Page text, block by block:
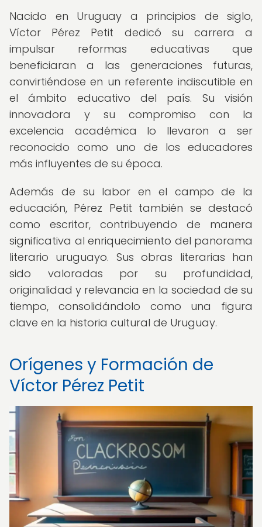
Nacido en Uruguay a principios de siglo,
Víctor Pérez Petit dedicó su carrera a
impulsar reformas educativas que
beneficiaran a las generaciones futuras,
convirtiéndose en un referente indiscutible en
el ámbito educativo del país. Su visión
innovadora y su compromiso con la
excelencia académica lo llevaron a ser
reconocido como uno de los educadores
más influyentes de su época.
Además de su labor en el campo de la
educación, Pérez Petit también se destacó
como escritor, contribuyendo de manera
significativa al enriquecimiento del panorama
literario uruguayo. Sus obras literarias han
sido valoradas por su profundidad,
originalidad y relevancia en la sociedad de su
tiempo, consolidándolo como una figura
clave en la historia cultural de Uruguay.
Orígenes y Formación de
Víctor Pérez Petit